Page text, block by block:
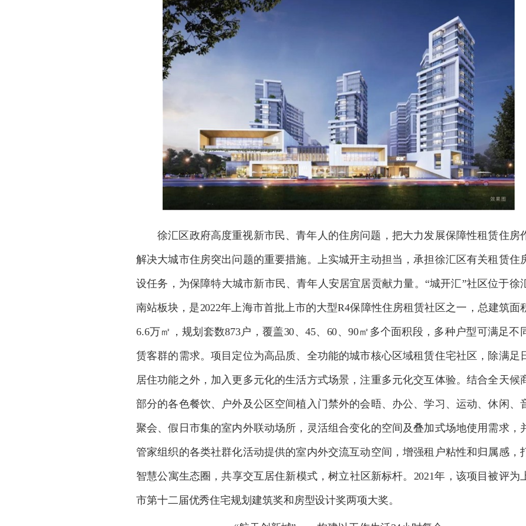
徐汇区政府高度重视新市民、青年人的住房问题，把大力发展保障性租赁住房
解决大城市住房突出问题的重要措施。上实城开主动担当，承担徐汇区有关租赁住
设任务，为保障特大城市新市民、青年人安居宜居贡献力量。 “城开汇”社区位于徐
南站板块，是2022年上海市首批上市的大型R4保障性住房租赁社区之一，总建筑面
6.6万㎡，规划套数873户，覆盖30、45、 60、90㎡多个面积段，多种户型可满足不
赁客群的需求。项目定位为高品质、全功能的城市核心区域租赁住宅社区，除满足
居住功能之外，加入更多元化的生活方式场景，注重多元化交互体验。结合全天候
部分的各色餐饮、户外及公区空间植入门禁外的会晤、办公、学习、运动、休闲、
聚会、假日市集的室内外联动场所，灵活组合变化的空间及叠加式场地使用需求，
管家组织的各类社群化活动提供的室内外交流互动空间，增强租户粘性和归属感，
智慧公寓生态圈，共享交互居住新模式，树立社区新标杆。 2021年，该项目被评为
市第十二届优秀住宅规划建筑奖和房型设计奖两项大奖。